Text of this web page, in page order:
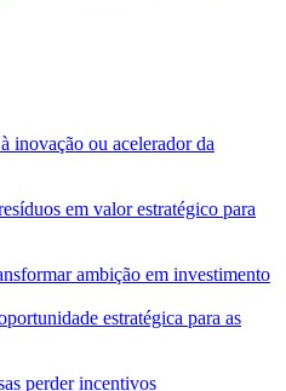
inovação ou acelerador da
em valor estratégico para
ambição em investimento
estratégica para as
perder incentivos